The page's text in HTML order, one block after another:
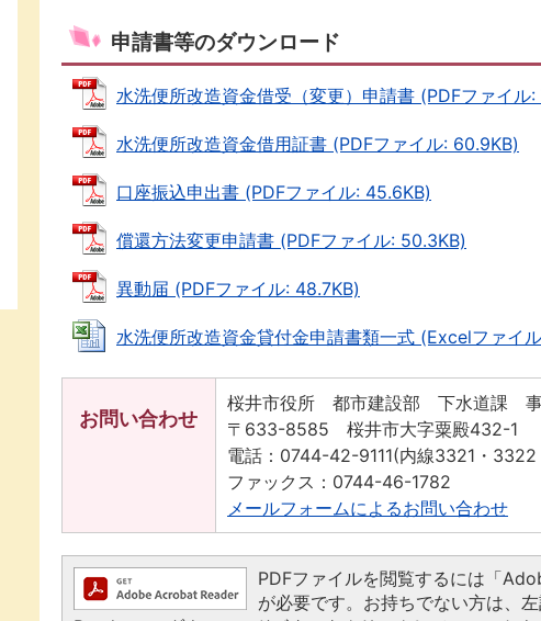
申請書等のダウンロード
水洗便所改造資金借受（変更）申請書 (PDFファイル:
水洗便所改造資金借用証書 (PDFファイル: 60.9KB)
口座振込申出書 (PDFファイル: 45.6KB)
償還方法変更申請書 (PDFファイル: 50.3KB)
異動届 (PDFファイル: 48.7KB)
水洗便所改造資金貸付金申請書類一式 (Excelファイ
お問い合わせ
桜井市役所 都市建設部 下水道課 事
〒633-8585 桜井市大字粟殿432-1
電話：0744-42-9111(内線3321・3322
ファックス：0744-46-1782
メールフォームによるお問い合わせ
PDFファイルを閲覧するには「
が必要です。お持ちでない方は、